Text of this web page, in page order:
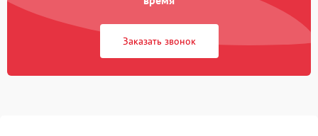
Заказать звонок